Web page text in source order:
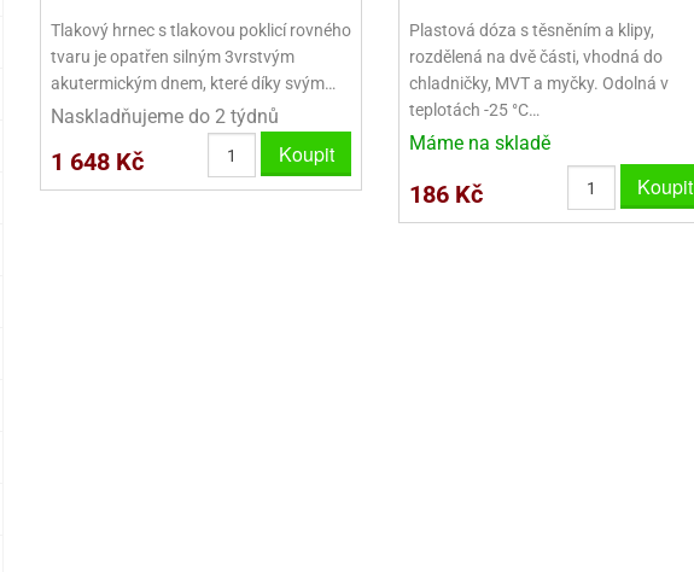
ŠLEHAČKY A SMETANY
ZMRZLINY
ŽELATINY
OSTATNÍ CUKRÁŘSKÉ SUROVINY
DRIP POLEVY
ŠLEHAČKY A SMETANYZTUŽOVAČE ŠLEHAČKY
ROSTLINNÉ ŠLEHAČKY
ŽIVOČIŠNÉ ŠLEHAČKY
ZMRZLINY
ŽELATINY
OSTATNÍ CUKRÁŘSKÉ SUROVINY
JEDLÉ CHLADÍCÍ SPREJE
VYKRAJOVÁTKA - VELIKONOCE
VYKRAJOVÁTKA - ZVÍŘATA
VYKRAJOVÁTKA - ROSTLINY
VYKRAJOVÁTKA - DOPRAVA
Tlakový hrnec s tlakovou poklicí rovného
tvaru je opatřen silným 3vrstvým
akutermickým dnem, které díky svým…
Naskladňujeme do 2 týdnů
1 648 Kč Koupit
Plastová dóza s těsněním a klipy,
rozdělená na dvě části, vhodná do
chladničky, MVT a myčky. Odolná v
teplotách -25 °C…
Máme na skladě
186 Kč Koupit